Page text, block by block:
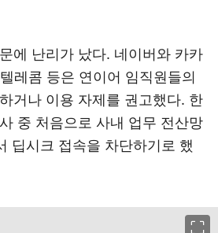
에 난리가 났다. 네이버와 카카
레콤 등은 연이어 임직원들의
거나 이용 자제를 권고했다. 한
중 처음으로 사내 업무 전산망
딥시크 접속을 차단하기로 했